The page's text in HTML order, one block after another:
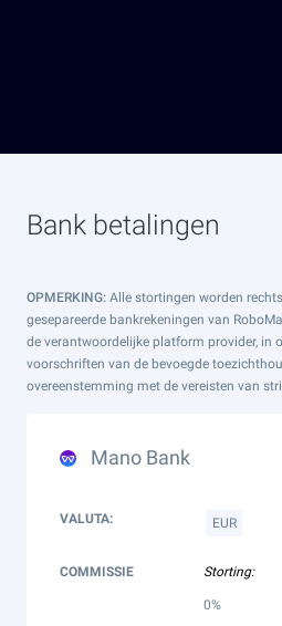
Bank betalingen
OPMERKING: Alle stortingen worden
gesepareerde bankrekeningen van
de verantwoordelijke platform provider, in
voorschriften van de bevoegde
overeenstemming met de vereisten van
Mano Bank
VALUTA: EUR
COMMISSIE Storting:
0%